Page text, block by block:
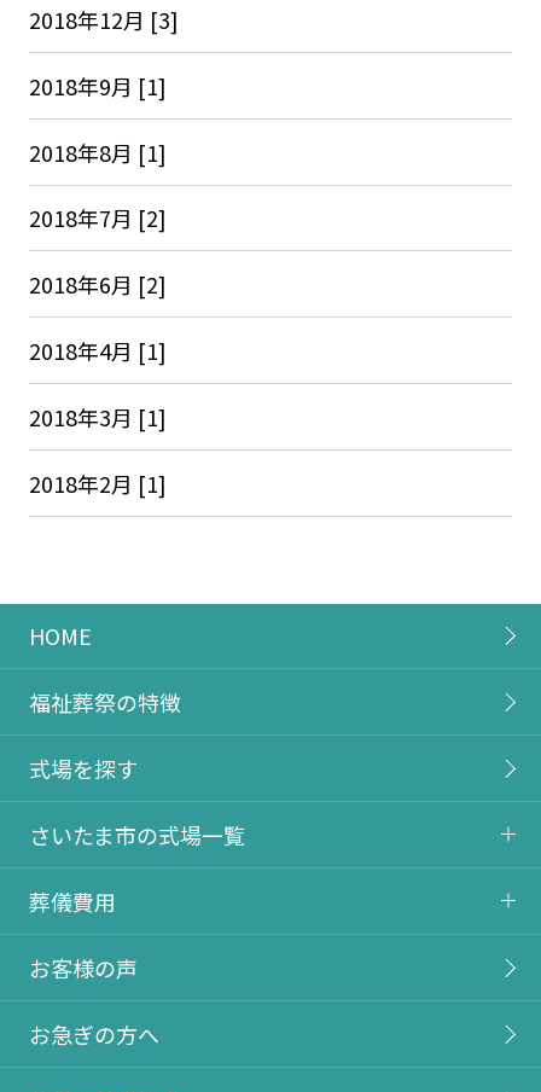
2018年12月 [3]
2018年9月 [1]
2018年8月 [1]
2018年7月 [2]
2018年6月 [2]
2018年4月 [1]
2018年3月 [1]
2018年2月 [1]
HOME
福祉葬祭の特徴
式場を探す
さいたま市の式場一覧
葬儀費用
お客様の声
お急ぎの方へ